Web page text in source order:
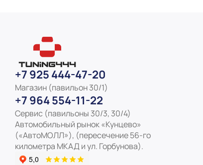
+7 925 444-47-20
Магазин (павильон 30/1)
+7 964 554-11-22
Сервис (павильоны 30/3, 30/4)
Автомобильный рынок «Кунцево»
(«АвтоМОЛЛ»), (пересечение 56-го
километра МКАД и ул. Горбунова).